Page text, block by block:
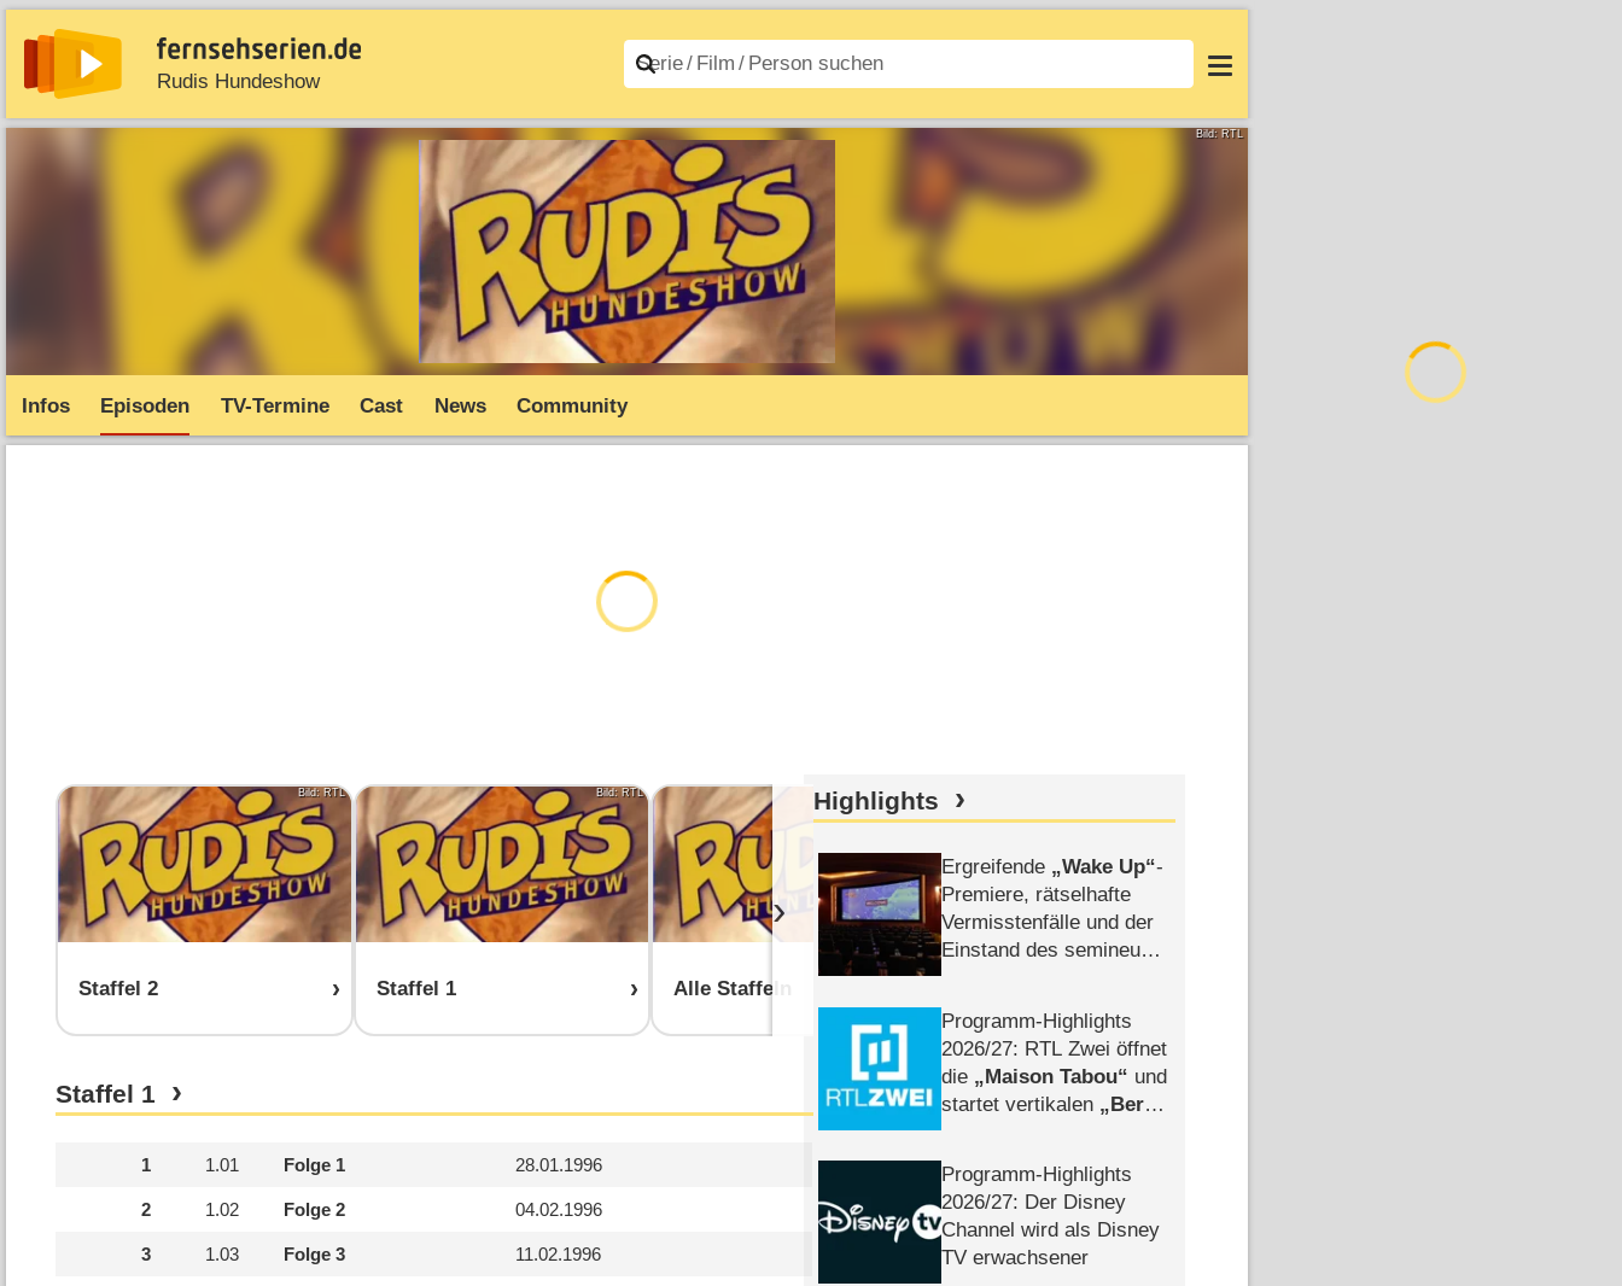
Rudis Hundeshow
News Entdecken Streaming Filme A–Z Login
Bild: RTL
Infos Episoden TV-Termine Cast News Community
Bild: RTL
Staffel 2
Bild: RTL
Staffel 1
Bild: RTL
Alle Staffeln
›
Staffel 1
1 1.01 Folge 1 28.01.1996
2 1.02 Folge 2 04.02.1996
3 1.03 Folge 3 11.02.1996
Highlights
Ergreifende Wake Up -
Premiere, rätselhafte
Vermisstenfälle und der
Einstand des semineuen
Programm-Highlights
2026/​27: RTL Zwei öffnet
die
Maison Tabou
und
startet vertikalen
Berlin
Programm-Highlights
2026/​27: Der Disney
Channel wird als Disney
TV erwachsener